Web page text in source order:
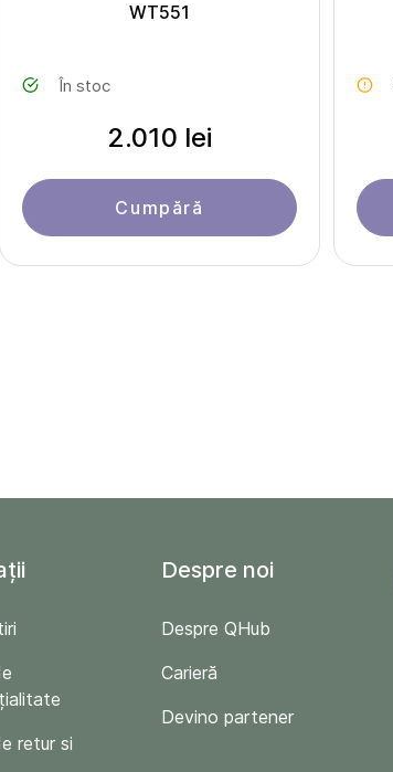
WT551
În stoc
2.010 lei
Cumpără
retur si
Despre noi
Despre QHub
Carieră
Devino partener